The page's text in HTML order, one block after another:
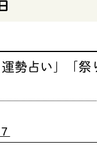
勢占い」「祭